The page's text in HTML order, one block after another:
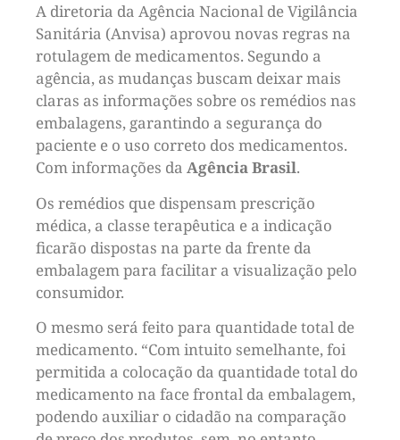
A diretoria da Agência Nacional de Vigilância
Sanitária (Anvisa) aprovou novas regras na
rotulagem de medicamentos. Segundo a
agência, as mudanças buscam deixar mais
claras as informações sobre os remédios nas
embalagens, garantindo a segurança do
paciente e o uso correto dos medicamentos.
Com informações da Agência Brasil.
Os remédios que dispensam prescrição
médica, a classe terapêutica e a indicação
ficarão dispostas na parte da frente da
embalagem para facilitar a visualização pelo
consumidor.
O mesmo será feito para quantidade total de
medicamento. “Com intuito semelhante, foi
permitida a colocação da quantidade total do
medicamento na face frontal da embalagem,
podendo auxiliar o cidadão na comparação